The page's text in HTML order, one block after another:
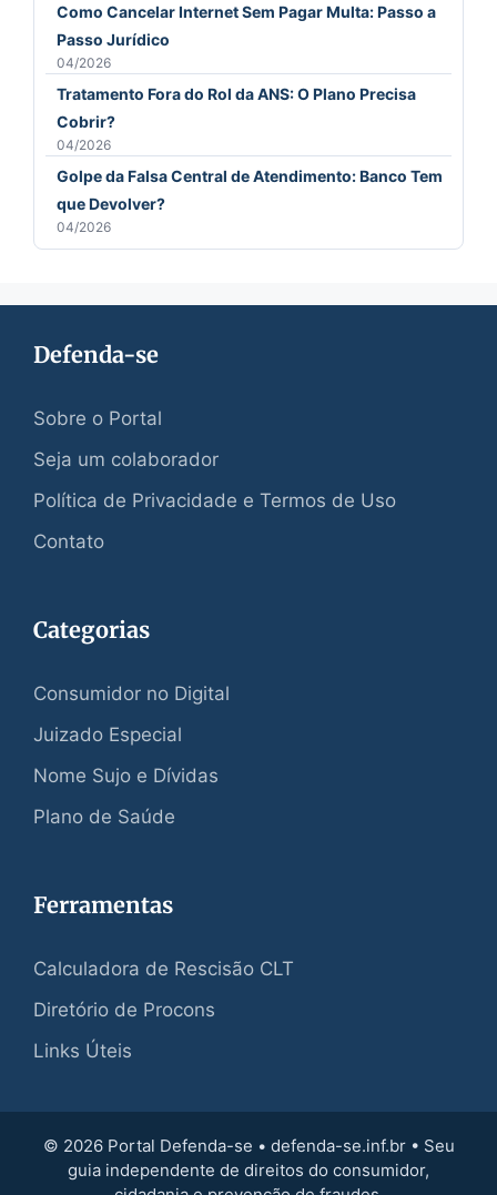
Como Cancelar Internet Sem Pagar Multa: Passo a
Passo Jurídico
04/2026
Tratamento Fora do Rol da ANS: O Plano Precisa
Cobrir?
04/2026
Golpe da Falsa Central de Atendimento: Banco Tem
que Devolver?
04/2026
Defenda-se
Sobre o Portal
Seja um colaborador
Política de Privacidade e Termos de Uso
Contato
Categorias
Consumidor no Digital
Juizado Especial
Nome Sujo e Dívidas
Plano de Saúde
Ferramentas
Calculadora de Rescisão CLT
Diretório de Procons
Links Úteis
© 2026 Portal Defenda-se • defenda-se.inf.br • Seu
guia independente de direitos do consumidor,